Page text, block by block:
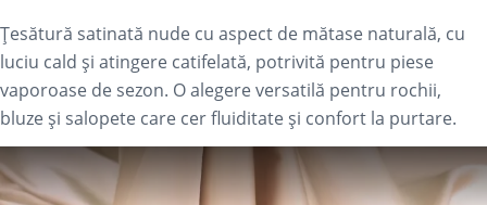
Țesătură satinată nude cu aspect de mătase naturală, cu
luciu cald și atingere catifelată, potrivită pentru piese
vaporoase de sezon. O alegere versatilă pentru rochii,
bluze și salopete care cer fluiditate și confort la purtare.